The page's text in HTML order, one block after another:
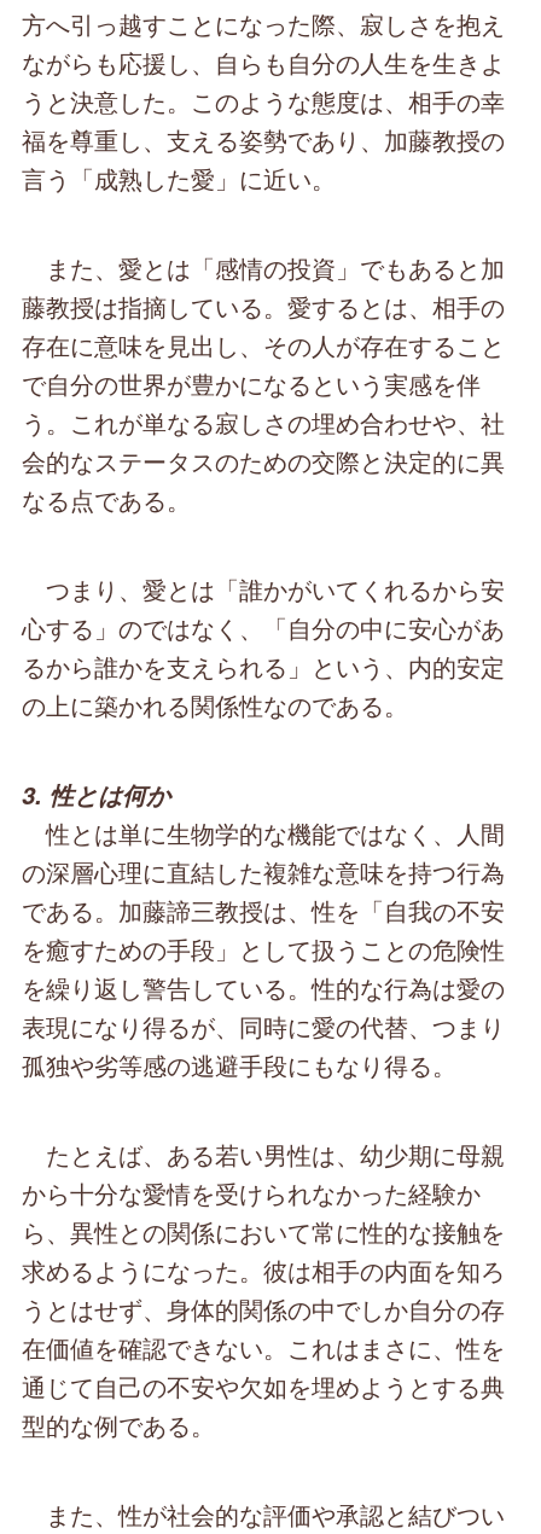
方へ引っ越すことになった際、寂しさを抱え
ながらも応援し、自らも自分の人生を生きよ
うと決意した。このような態度は、相手の幸
福を尊重し、支える姿勢であり、加藤教授の
言う「成熟した愛」に近い。
また、愛とは「感情の投資」でもあると加
藤教授は指摘している。愛するとは、相手の
存在に意味を見出し、その人が存在すること
で自分の世界が豊かになるという実感を伴
う。これが単なる寂しさの埋め合わせや、社
会的なステータスのための交際と決定的に異
なる点である。
つまり、愛とは「誰かがいてくれるから安
心する」のではなく、「自分の中に安心があ
るから誰かを支えられる」という、内的安定
の上に築かれる関係性なのである。
3. 性とは何か
性とは単に生物学的な機能ではなく、人間
の深層心理に直結した複雑な意味を持つ行為
である。加藤諦三教授は、性を「自我の不安
を癒すための手段」として扱うことの危険性
を繰り返し警告している。性的な行為は愛の
表現になり得るが、同時に愛の代替、つまり
孤独や劣等感の逃避手段にもなり得る。
たとえば、ある若い男性は、幼少期に母親
から十分な愛情を受けられなかった経験か
ら、異性との関係において常に性的な接触を
求めるようになった。彼は相手の内面を知ろ
うとはせず、身体的関係の中でしか自分の存
在価値を確認できない。これはまさに、性を
通じて自己の不安や欠如を埋めようとする典
型的な例である。
また、性が社会的な評価や承認と結びつい